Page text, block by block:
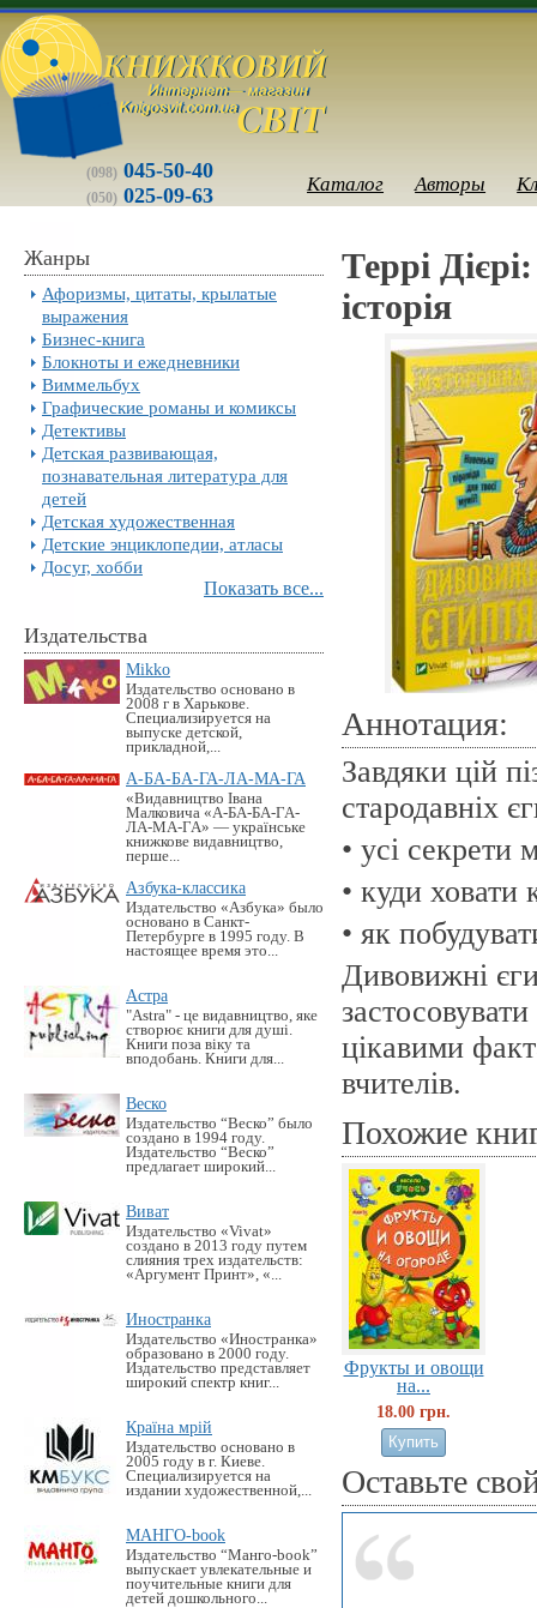
(098) 045-50-40
(050) 025-09-63 Каталог Авторы
Жанры
Афоризмы, цитаты, крылатые
выражения
Бизнес-книга
Блокноты и ежедневники
Виммельбух
Графические романы и комиксы
Детективы
Детская развивающая,
познавательная литература для
детей
Детская художественная
Детские энциклопедии, атласы
Досуг, хобби
Показать все...
Издательства
Mikko
Издательство основано в
2008 г в Харькове.
Специализируется на
выпуске детской,
прикладной,...
А-БА-БА-ГА-ЛА-МА-ГА
«Видавництво Івана
Малковича «А-БА-БА-ГА-
ЛА-МА-ГА» — українське
книжкове видавництво,
перше...
Азбука-классика
Издательство «Азбука» было
основано в Санкт-
Петербурге в 1995 году. В
настоящее время это...
Астра
"Astra" - це видавництво, яке
створює книги для душі.
Книги поза віку та
вподобань. Книги для...
Веско
Издательство “Веско” было
создано в 1994 году.
Издательство “Веско”
предлагает широкий...
Виват
Издательство «Vivat»
создано в 2013 году путем
слияния трех издательств:
«Аргумент Принт», «...
Иностранка
Издательство «Иностранка»
образовано в 2000 году.
Издательство представляет
широкий спектр книг...
Країна мрій
Издательство основано в
2005 году в г. Киеве.
Специализируется на
издании художественной,...
МАНГО-book
Издательство “Манго-book”
выпускает увлекательные и
поучительные книги для
детей дошкольного...
Террi
історія
Аннотация:
Завдяки цій
стародавніх
• усі секрети
• куди
• як
Дивовижні
цікавими
вчителів.
Похожие
Фрукты и овощи
на...
18.00 грн.
Оставьте